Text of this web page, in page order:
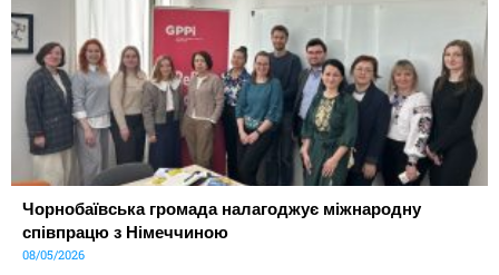
Чорнобаївська громада налагоджує міжнародну
співпрацю з Німеччиною
08/05/2026